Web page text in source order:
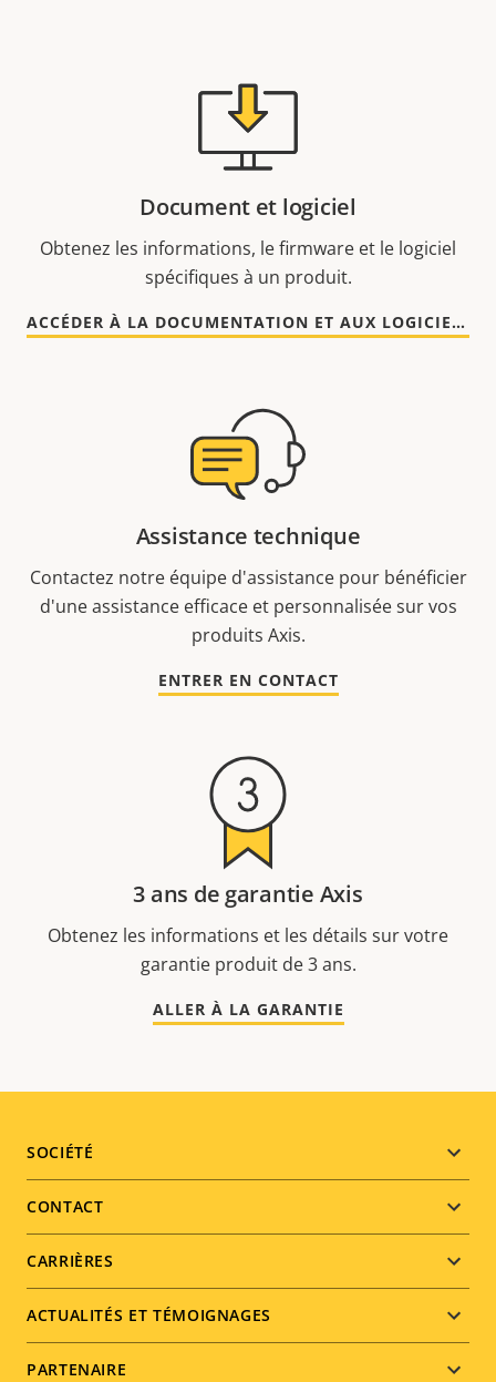
Document et logiciel
Obtenez les informations, le firmware et le logiciel
spécifiques à un produit.
ACCÉDER À LA DOCUMENTATION ET AUX LOGICIELS
Assistance technique
Contactez notre équipe d'assistance pour bénéficier
d'une assistance efficace et personnalisée sur vos
produits Axis.
ENTRER EN CONTACT
3 ans de garantie Axis
Obtenez les informations et les détails sur votre
garantie produit de 3 ans.
ALLER À LA GARANTIE
Footer
menu
SOCIÉTÉ
CONTACT
CARRIÈRES
ACTUALITÉS ET TÉMOIGNAGES
PARTENAIRE